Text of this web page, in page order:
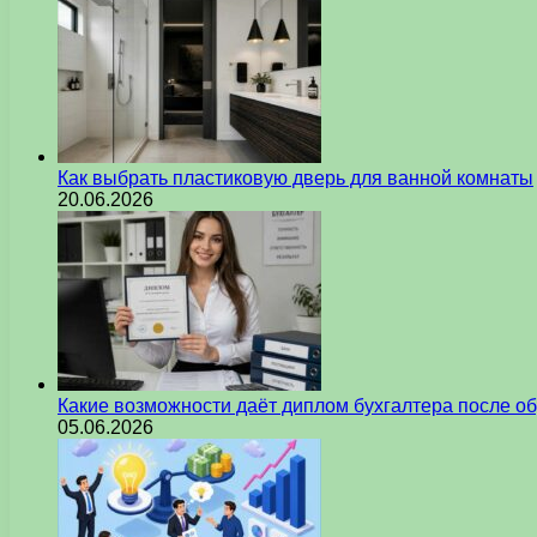
Как выбрать пластиковую дверь для ванной комнаты
20.06.2026
Какие возможности даёт диплом бухгалтера после
05.06.2026